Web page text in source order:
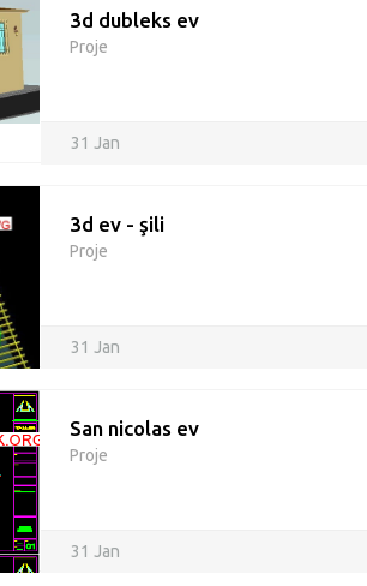
3d dubleks ev
Proje
31 Jan
3d ev - şili
Proje
31 Jan
San nicolas ev
Proje
31 Jan